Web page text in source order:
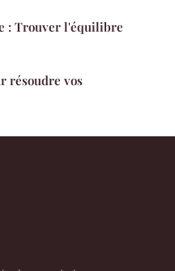
: Trouver l'équilibre
résoudre vos